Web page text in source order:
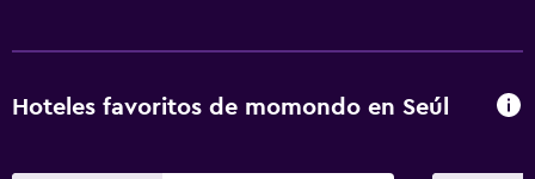
Hoteles favoritos de momondo en Seúl